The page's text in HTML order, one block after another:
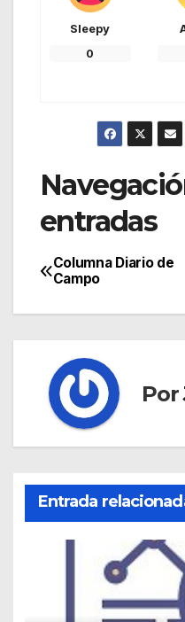
Sleepy
0
entradas
Columna Diario de
Campo
Por
Entrada